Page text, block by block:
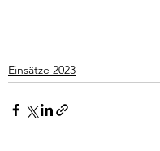
Einsätze 2023